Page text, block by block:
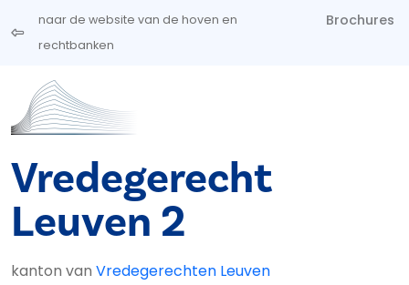
Overslaan en naar de inhoud gaan
naar de website van de hoven en
rechtbanken
Brochures
Vredegerecht
Leuven 2
kanton van Vredegerechten Leuven